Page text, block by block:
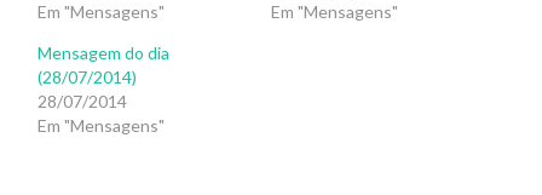
Em "Mensagens"
Em "Mensagens"
Mensagem do dia
(28/07/2014)
28/07/2014
Em "Mensagens"